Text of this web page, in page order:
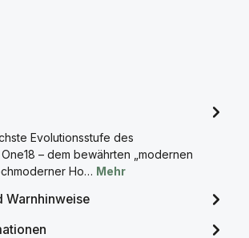
Evolutionsstufe des
– dem bewährten „modernen
Ho… Mehr
Warnhinweise